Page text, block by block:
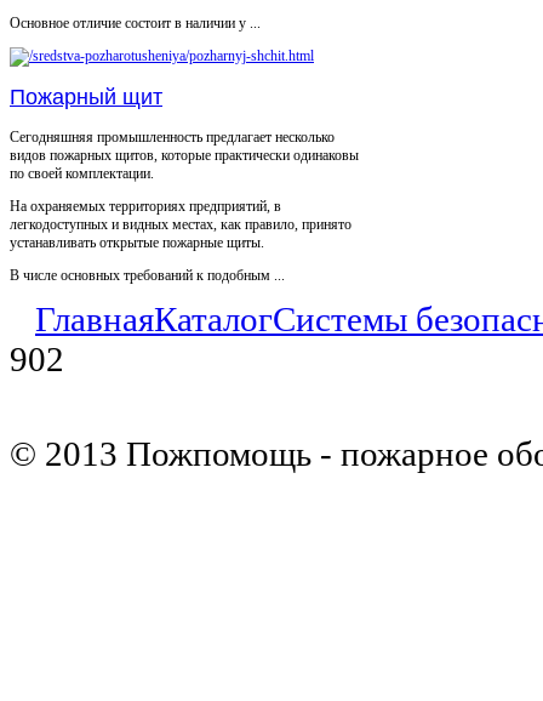
Основное отличие состоит в наличии у ...
Пожарный щит
Сегодняшняя промышленность предлагает несколько
видов пожарных щитов, которые практически одинаковы
по своей комплектации.
На охраняемых территориях предприятий, в
легкодоступных и видных местах, как правило, принято
устанавливать открытые пожарные щиты.
В числе основных требований к подобным ...
ГлавнаяКаталогСистемы
902
© 2013 Пожпомощь - пожарное